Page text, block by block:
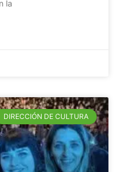
la
DIRECCIÓN DE CULTURA